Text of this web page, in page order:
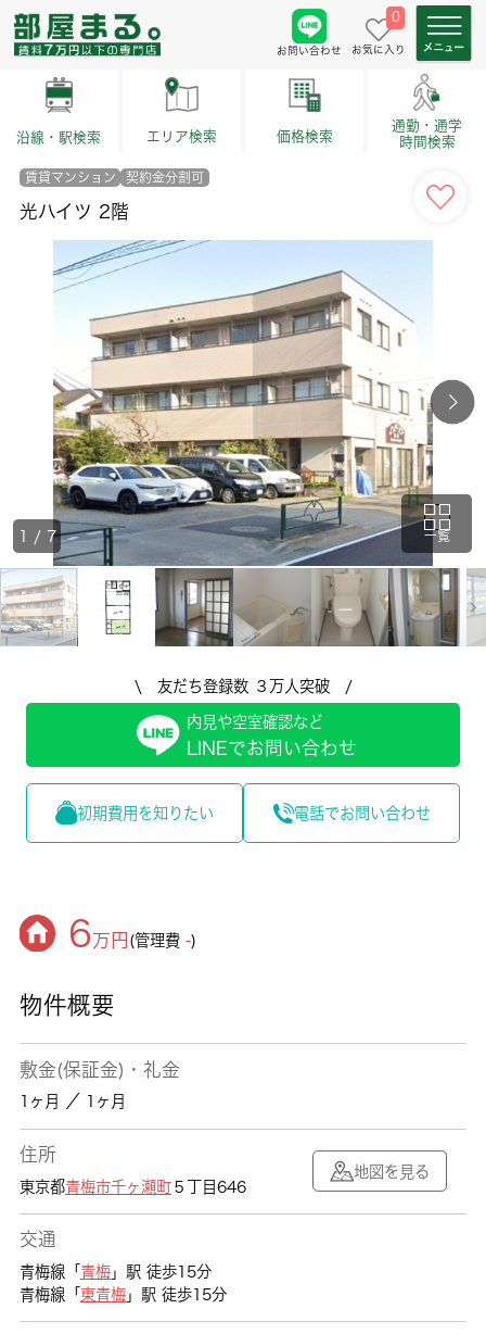
お問い合わせ
0
お気に入り
沿線・駅検索 エリア検索 価格検索
通勤・通学
時間検索
賃貸マンション 契約金分割可
光ハイツ 2階
一覧
1 / 7
\ 友だち登録数 ３万人突破 /
内見や空室確認など
LINEでお問い合わせ
初期費用を知りたい 電話でお問い合わせ
6万円 (管理費-)
物件概要
敷金(保証金)・礼金
1ヶ月 ／ 1ヶ月
住所
東京都青梅市千ヶ瀬町５丁目646
地図を見る
交通
青梅線「 青梅」駅 徒歩15分
青梅線「 東青梅」駅 徒歩15分